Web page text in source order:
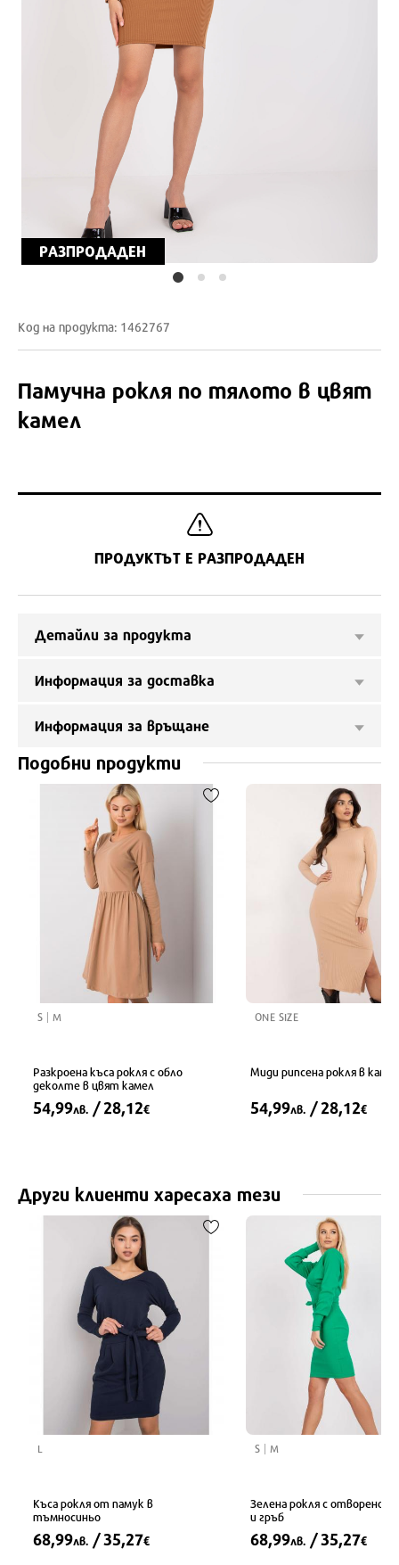
РАЗПРОДАДЕН
Код на продукта: 1462767
Памучна рокля по тялото в цвят
камел
ПРОДУКТЪТ Е РАЗПРОДАДЕН
Детайли за продукта
Информация за доставка
Информация за връщане
Подобни продукти
S M
Разкроена къса рокля с обло
деколте в цвят камел
54,99лв. / 28,12€
ONE SIZE
Миди рипсена рокля в
54,99лв. / 28,12€
Други клиенти харесаха тези
L
Къса рокля от памук в
тъмносиньо
68,99лв. / 35,27€
S M
Зелена рокля с отворено
и гръб
68,99лв. / 35,27€